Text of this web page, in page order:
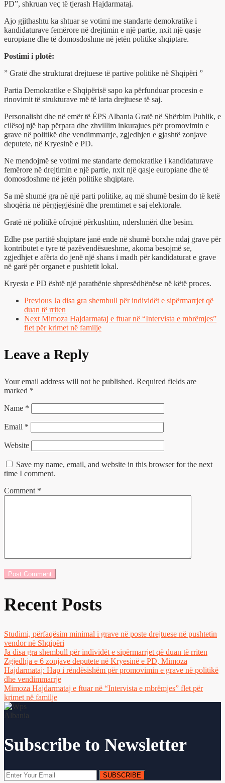
PD”, shkruan veç të tjerash Hajdarmataj.
Ajo gjithashtu ka shtuar se votimi me standarte demokratike i
kandidaturave femërore në drejtimin e një partie, nxit një qasje
europiane dhe të domosdoshme në jetën politike shqiptare.
Postimi i plotë:
” Gratë dhe strukturat drejtuese të partive politike në Shqipëri ”
Partia Demokratike e Shqipërisë sapo ka përfunduar procesin e
rinovimit të strukturave më të larta drejtuese të saj.
Personalisht dhe në emër të ËPS Albania Gratë në Shërbim Publik, e
cilësoj një hap përpara dhe zhvillim inkurajues për promovimin e
grave në politikë dhe vendimmarrje, zgjedhjen e gjashtë zonjave
deputete, në Kryesinë e PD.
Ne mendojmë se votimi me standarte demokratike i kandidaturave
femërore në drejtimin e një partie, nxit një qasje europiane dhe të
domosdoshme në jetën politike shqiptare.
Sa më shumë gra në një parti politike, aq më shumë besim do të ketë
shoqëria në përgjegjësinë dhe premtimet e saj elektorale.
Gratë në politikë ofrojnë përkushtim, ndershmëri dhe besim.
Edhe pse partitë shqiptare janë ende në shumë borxhe ndaj grave për
kontributet e tyre të pazëvendësueshme, akoma besojmë se,
zgjedhjet e afërta do jenë një shans i madh për kandidaturat e grave
në garë për organet e pushtetit lokal.
Kryesia e PD është një parathënie shpresëdhënëse në këtë proces.
Previous Ja disa gra shembull për individët e sipërmarrjet që
duan të rriten
Next Mimoza Hajdarmataj e ftuar në “Intervista e mbrëmjes”
flet për krimet në familje
Leave a Reply
Your email address will not be published. Required fields are
marked *
Name *
Email *
Website
Save my name, email, and website in this browser for the next
time I comment.
Comment *
Recent Posts
Studimi, përfaqësim minimal i grave në poste drejtuese në pushtetin
vendor në Shqipëri
Ja disa gra shembull për individët e sipërmarrjet që duan të rriten
Zgjedhja e 6 zonjave deputete në Kryesinë e PD, Mimoza
Hajdarmataj: Hap i rëndësishëm për promovimin e grave në politikë
dhe vendimmarrje
Mimoza Hajdarmataj e ftuar në “Intervista e mbrëmjes” flet për
krimet në familje
Subscribe to Newsletter
SUBSCRIBE